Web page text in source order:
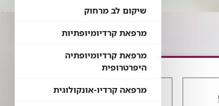
שיקום לב מרחוק
מרפאת קרדיומיופתיות
מרפאת קרדיומיופתיה
היפרטרופית
מרפאה קרדיו-אונקולוגית